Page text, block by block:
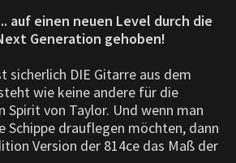
auf einen neuen Level durch die
Generation gehoben!
sicherlich DIE Gitarre aus dem
wie keine andere für die
Spirit von Taylor. Und wenn man
Schippe drauflegen möchten, dann
Version der 814ce das Maß der